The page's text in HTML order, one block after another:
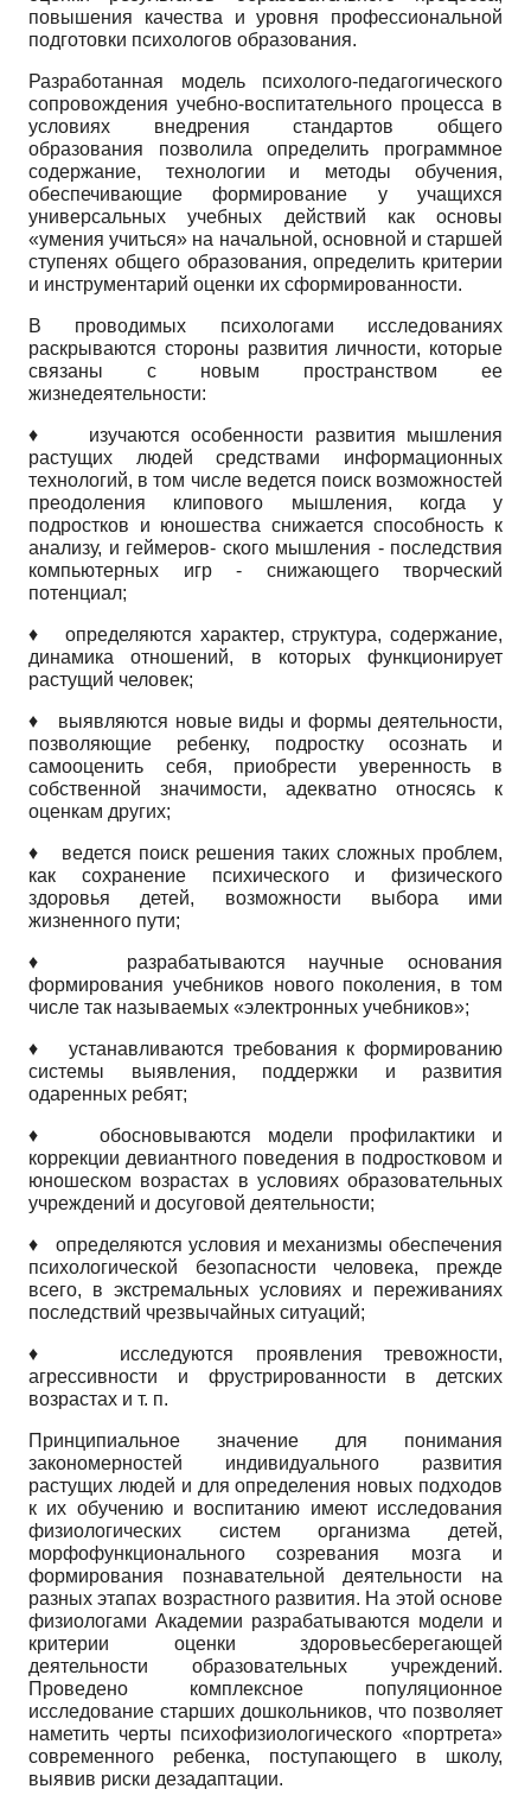
повышения качества и уровня профессиональной
подготовки психологов образования.
Разработанная модель психолого-педагогического
сопровождения учебно-воспитательного процесса в
условиях внедрения стандартов общего
образования позволила определить программное
содержание, технологии и методы обучения,
обеспечивающие формирование у учащихся
универсальных учебных действий как основы
«умения учиться» на начальной, основной и старшей
ступенях общего образования, определить критерии
и инструментарий оценки их сформированности.
В проводимых психологами исследованиях
раскрываются стороны развития личности, которые
связаны с новым пространством ее
жизнедеятельности:
♦ изучаются особенности развития мышления
растущих людей средствами информационных
технологий, в том числе ведется поиск возможностей
преодоления клипового мышления, когда у
подростков и юношества снижается способность к
анализу, и геймеров- ского мышления - последствия
компьютерных игр - снижающего творческий
потенциал;
♦ определяются характер, структура, содержание,
динамика отношений, в которых функционирует
растущий человек;
♦ выявляются новые виды и формы деятельности,
позволяющие ребенку, подростку осознать и
самооценить себя, приобрести уверенность в
собственной значимости, адекватно относясь к
оценкам других;
♦ ведется поиск решения таких сложных проблем,
как сохранение психического и физического
здоровья детей, возможности выбора ими
жизненного пути;
♦ разрабатываются научные основания
формирования учебников нового поколения, в том
числе так называемых «электронных учебников»;
♦устанавливаются требования к формированию
системы выявления, поддержки и развития
одаренных ребят;
♦ обосновываются модели профилактики и
коррекции девиантного поведения в подростковом и
юношеском возрастах в условиях образовательных
учреждений и досуговой деятельности;
♦ определяются условия и механизмы обеспечения
психологической безопасности человека, прежде
всего, в экстремальных условиях и переживаниях
последствий чрезвычайных ситуаций;
♦ исследуются проявления тревожности,
агрессивности и фрустрированности в детских
возрастах и т. п.
Принципиальное значение для понимания
закономерностей индивидуального развития
растущих людей и для определения новых подходов
к их обучению и воспитанию имеют исследования
физиологических систем организма детей,
морфофункционального созревания мозга и
формирования познавательной деятельности на
разных этапах возрастного развития. На этой основе
физиологами Академии разрабатываются модели и
критерии оценки здоровьесберегающей
деятельности образовательных учреждений.
Проведено комплексное популяционное
исследование старших дошкольников, что позволяет
наметить черты психофизиологического «портрета»
современного ребенка, поступающего в школу,
выявив риски дезадаптации.